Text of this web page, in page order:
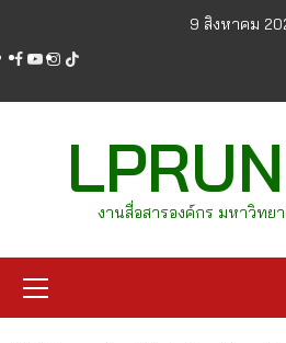
content
9 สิงหาคม
facebook
youtube
instagram
tiktok
งานสื่อสารองค์กร มหาวิทย
Menu